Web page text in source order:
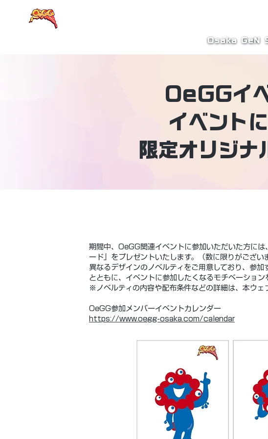
Osaka GeN
OeGGイ
イベント
限定オリジナ
期間中、OeGG関連イベントに参加いただいた方に
ード」をプレゼントいたします。（数に限りがござい
異なるデザインのノベルティをご用意しており、参
とともに、イベントに参加したくなるモチベーション
※ノベルティの内容や配布条件などの詳細は、本ウェ
OeGG参加メンバーイベントカレンダー​
https://www.oegg-osaka.com/calendar​